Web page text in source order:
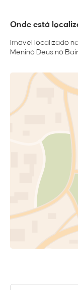
Onde está
Imóvel localizado
Menino Deus no